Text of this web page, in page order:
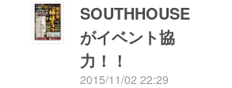
を作れるという手軽
さ！デザインに困って
も、親切丁寧に対応し
ていただけるお店で
SOUTHHOUSE
がイベント協
力！！
2015/11/02 22:29